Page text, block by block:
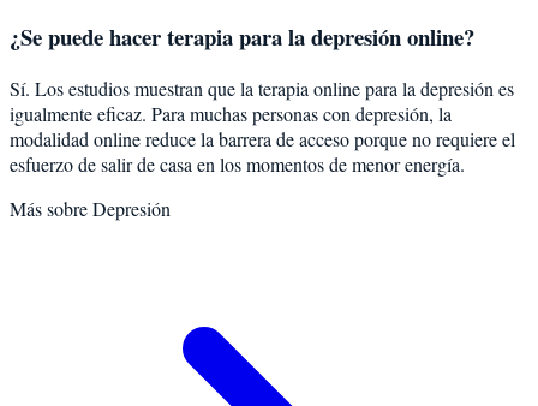
¿Se puede hacer terapia para la depresión online?
Sí. Los estudios muestran que la terapia online para la depresión es
igualmente eficaz. Para muchas personas con depresión, la
modalidad online reduce la barrera de acceso porque no requiere el
esfuerzo de salir de casa en los momentos de menor energía.
Más sobreDepresión